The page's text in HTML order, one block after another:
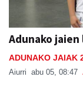
Adunako
ADUNAKO JAIAK
Aiurri abu 05, 08:47